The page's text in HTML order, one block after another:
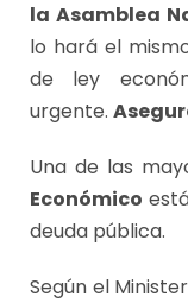
la Asamblea
lo hará el
de ley
urgente.
Una de las
Económico
deuda pública.
Según el